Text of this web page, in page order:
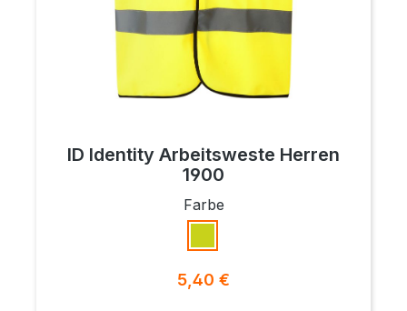
ID Identity Arbeitsweste Herren
1900
Farbeauswählen
Fluoreszierendes Gelb
Regulärer Preis:
5,40 €